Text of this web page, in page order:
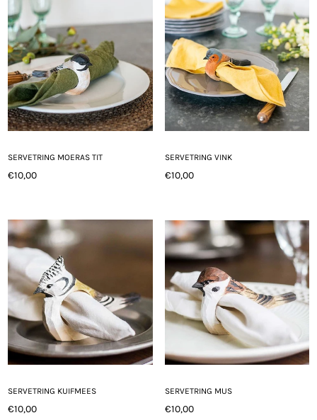
SERVETRING MOERAS TIT
Normale
€10,00
SERVETRING VINK
Normale
€10,00
SERVETRING KUIFMEES
Normale
€10,00
SERVETRING MUS
Normale
€10,00